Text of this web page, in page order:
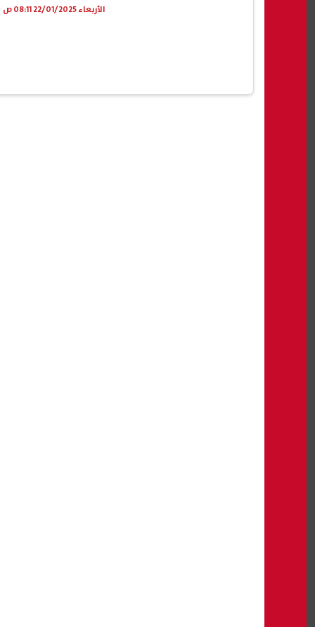
الأربعاء 22/01/2025 08:11 ص